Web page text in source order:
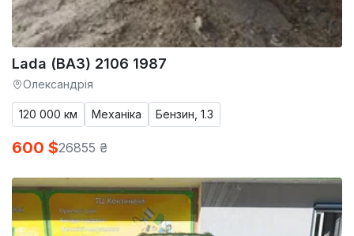
Lada (ВАЗ) 2106 1987
Олександрія
120 000 км Механіка Бензин, 1.3
600 $26855 ₴